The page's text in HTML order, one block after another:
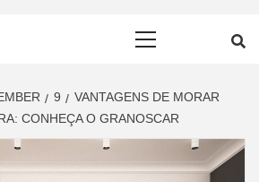
9
VANTAGENS DE MORAR
CONHEÇA O GRANOSCAR